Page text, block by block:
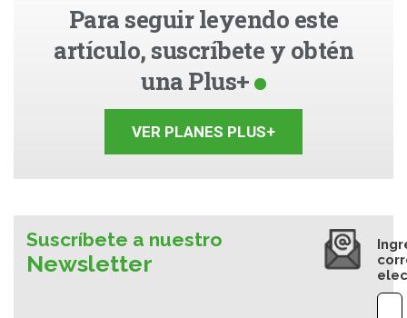
Para seguir leyendo este
artículo, suscríbete y obtén
una Plus+
VER PLANES PLUS+
Suscríbete a nuestro
Newsletter